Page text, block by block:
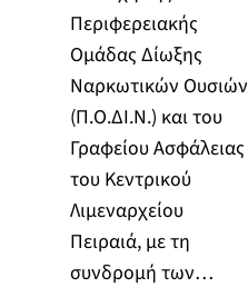
Περιφερειακής
Ομάδας Δίωξης
Ναρκωτικών Ουσιών
(Π.Ο.ΔΙ.Ν.) και του
Γραφείου Ασφάλειας
του Κεντρικού
Λιμεναρχείου
Πειραιά, με τη
συνδρομή των…